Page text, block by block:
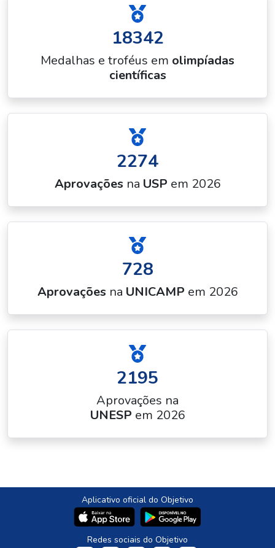
18342
Medalhas e troféus em olimpíadas
científicas
2274
Aprovações na USP em 2026
728
Aprovações na UNICAMP em 2026
2195
Aprovações na
UNESP em 2026
Aplicativo oficial do Objetivo
Redes sociais do Objetivo